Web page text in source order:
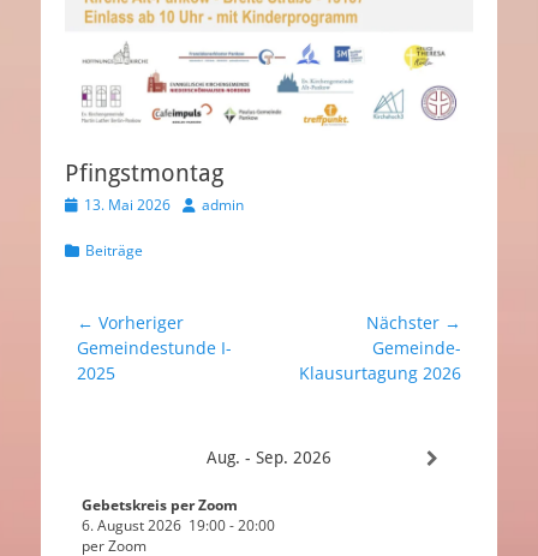
Pfingstmontag
Veröffentlicht
13. Mai 2026 Autoradmin
Kategorien
Beiträge
Beitragsnavigation
← Vorheriger
Vorheriger
Beitrag:
Gemeindestunde I-
2025
Nächster →
Beitrag:
Gemeinde-
Klausurtagung 2026
Aug. - Sep. 2026
Gebetskreis per Zoom
6. August 2026 19:00- 20:00
per Zoom